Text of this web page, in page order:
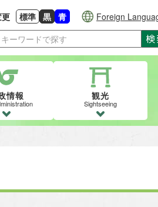
大きさに戻す
る
標準
背景色の変更：白
黒
背景色の変更：黒
青
背景色の変更：青
Foreign
検
情報 観光
Sightseeing